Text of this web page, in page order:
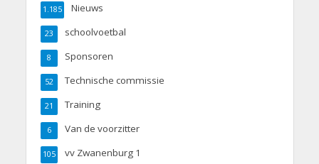
Nieuws
1.185
schoolvoetbal
23
Sponsoren
8
Technische commissie
52
Training
21
Van de voorzitter
6
vv Zwanenburg 1
105